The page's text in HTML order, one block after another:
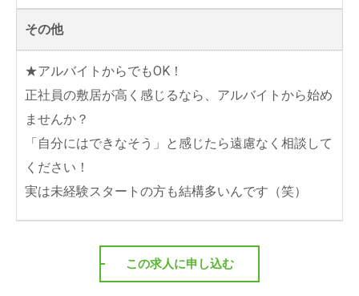
その他
★アルバイトからでもOK！
正社員の敷居が高く感じるなら、アルバイトから始め
ませんか？
「自分にはできなそう」と感じたら遠慮なく相談して
ください！
実は未経験スタートの方も結構多いんです（笑）
この求人に申し込む